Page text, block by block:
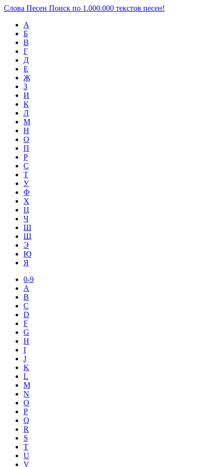
Слова Песен Поиск по 1.000.000 текстов песен!
А
Б
В
Г
Д
Е
Ж
З
И
К
Л
М
Н
О
П
Р
С
Т
У
Ф
Х
Ц
Ч
Ш
Щ
Э
Ю
Я
0-9
A
B
C
D
F
G
H
I
J
K
L
M
N
O
P
Q
R
S
T
U
V